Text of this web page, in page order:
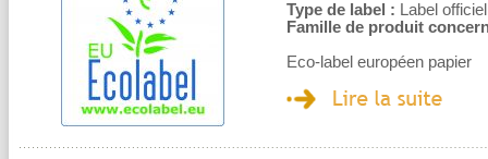
Type de label : Label officiel
Famille de produit
Eco-label européen papier